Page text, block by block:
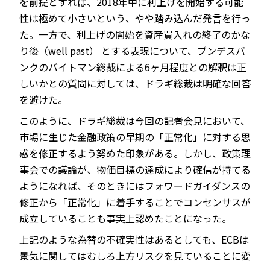
性は極めて小さいという、やや踏み込んだ発言を行っ
た。一方で、利上げの開始を資産買入れの終了のかな
り後（well past） とする表現について、ブンデスバ
ンクのバイトマン総裁による6ヶ月程度との解釈は正
しいかとの質問に対しては、ドラギ総裁は明確な回答
を避けた。
このように、ドラギ総裁は今回の記者会見において、
市場に生じた金融政策の早期の「正常化」に対する思
惑を修正するよう努めた印象がある。しかし、政策理
事会での議論が、物価目標の達成により確信が持てる
ようになれば、そのときにはフォワードガイダンスの
修正から「正常化」に着手することでコンセンサスが
成立していることも事実上認めたことになった。
上記のような為替の不確実性はあるとしても、ECBは
景気に関してはむしろ上方リスクを見ていることに変